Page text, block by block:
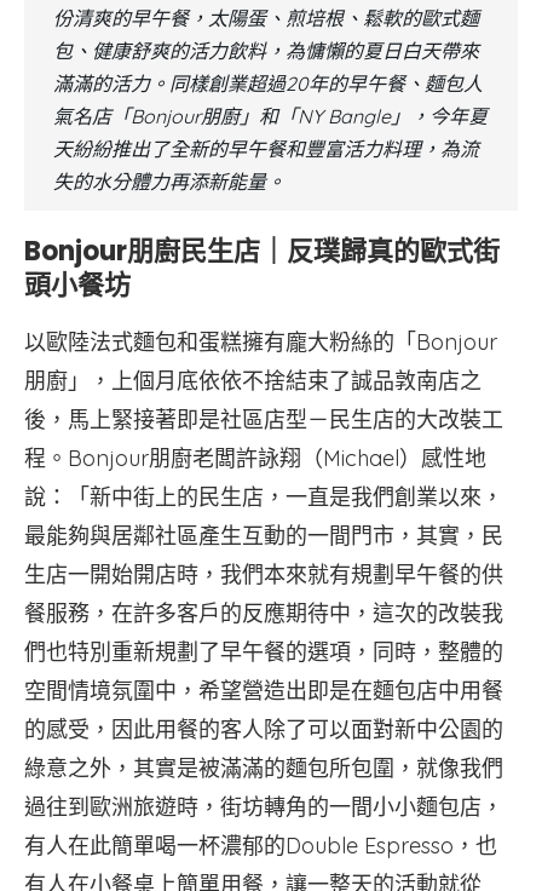
份清爽的早午餐，太陽蛋、煎培根、鬆軟的歐式麵
包、健康舒爽的活力飲料，為慵懶的夏日白天帶來
滿滿的活力。同樣創業超過20年的早午餐、麵包人
氣名店「Bonjour朋廚」和「NY Bangle」，今年夏
天紛紛推出了全新的早午餐和豐富活力料理，為流
失的水分體力再添新能量。
Bonjour朋廚民生店｜反璞歸真的歐式街
頭小餐坊
以歐陸法式麵包和蛋糕擁有龐大粉絲的「Bonjour
朋廚」，上個月底依依不捨結束了誠品敦南店之
後，馬上緊接著即是社區店型－民生店的大改裝工
程。Bonjour朋廚老闆許詠翔（Michael）感性地
說：「新中街上的民生店，一直是我們創業以來，
最能夠與居鄰社區產生互動的一間門市，其實，民
生店一開始開店時，我們本來就有規劃早午餐的供
餐服務，在許多客戶的反應期待中，這次的改裝我
們也特別重新規劃了早午餐的選項，同時，整體的
空間情境氛圍中，希望營造出即是在麵包店中用餐
的感受，因此用餐的客人除了可以面對新中公園的
綠意之外，其實是被滿滿的麵包所包圍，就像我們
過往到歐洲旅遊時，街坊轉角的一間小小麵包店，
有人在此簡單喝一杯濃郁的Double Espresso，也
有人在小餐桌上簡單用餐，讓一整天的活動就從